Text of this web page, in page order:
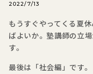
2022/7/13
もうすぐやってくる夏
ばよいか。塾講師の立
す。
最後は「社会編」です。